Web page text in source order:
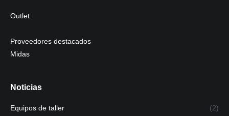
Outlet
Proveedores destacados
Midas
Noticias
Equipos de taller (2)